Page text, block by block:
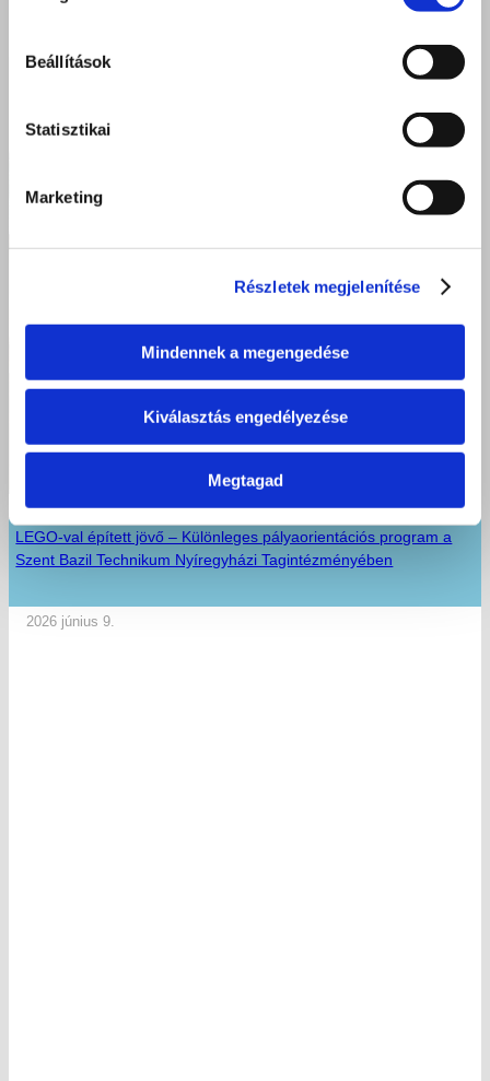
Beállítások
Statisztikai
Marketing
Részletek megjelenítése
Mindennek a megengedése
Kiválasztás engedélyezése
Megtagad
LEGO-val épített jövő – Különleges pályaorientációs program a
Szent Bazil Technikum Nyíregyházi Tagintézményében
2026 június 9.